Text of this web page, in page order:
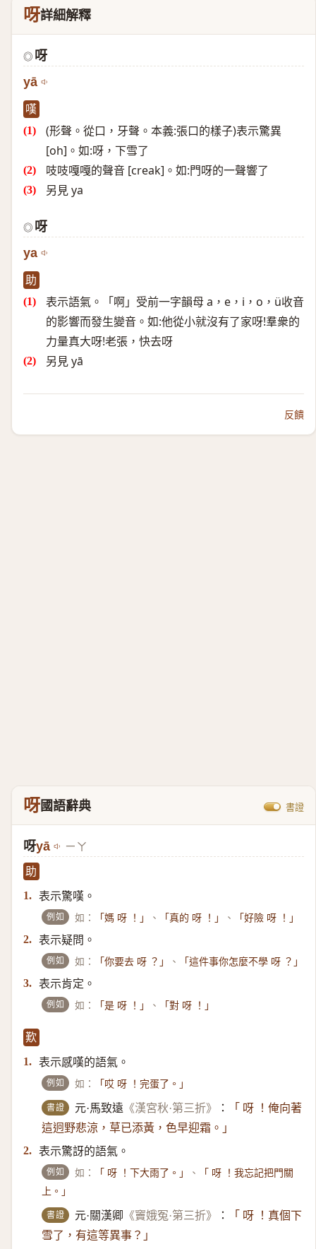
呀詳細解釋
◎ 呀
yā
嘆
(形聲。從口，牙聲。本義:張口的樣子)表示驚異
[oh]。如:呀，下雪了
吱吱嘎嘎的聲音 [creak]。如:門呀的一聲響了
另見 ya
◎ 呀
ya
助
表示語氣。「啊」受前一字韻母 a，e，i，o，ü收音
的影響而發生變音。如:他從小就沒有了家呀!羣衆的
力量真大呀!老張，快去呀
另見 yā
反饋
呀國語辭典 書證
呀yā ㄧㄚ
助
1. 表示驚嘆。
例如 如： 「媽 呀 ！」 、 「真的 呀 ！」 、 「好險 呀 ！」
2. 表示疑問。
例如 如： 「你要去 呀 ？」 、 「這件事你怎麼不學 呀 ？」
3. 表示肯定。
例如 如： 「是 呀 ！」 、 「對 呀 ！」
歎
1. 表示感嘆的語氣。
例如 如： 「哎 呀 ！完蛋了。」
書證 元·馬致遠 《漢宮秋·第三折》 ：
「 呀 ！俺向著
這迥野悲涼，草已添黃，色早迎霜。」
2. 表示驚訝的語氣。
例如 如： 「 呀 ！下大雨了。」 、
「 呀 ！我忘記把門關
上。」
書證 元·關漢卿 《竇娥冤·第三折》 ：
「 呀 ！真個下
雪了，有這等異事？」